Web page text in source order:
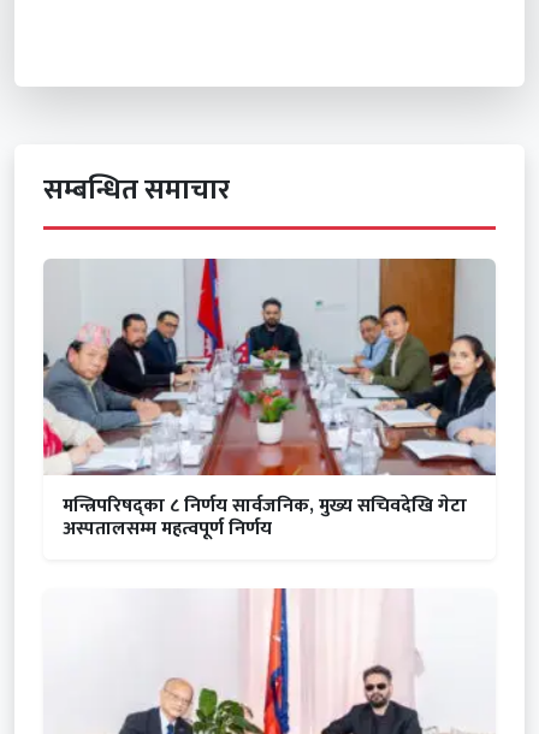
सम्बन्धित समाचार
मन्त्रिपरिषद्का ८ निर्णय सार्वजनिक, मुख्य सचिवदेखि गेटा
अस्पतालसम्म महत्वपूर्ण निर्णय